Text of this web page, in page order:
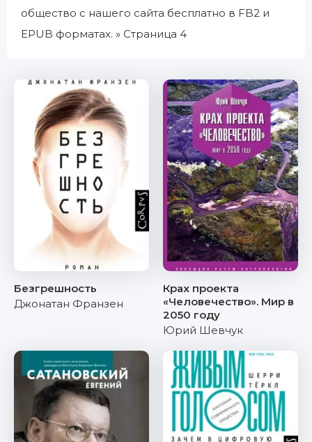
общество с нашего сайта бесплатно в FB2 и
EPUB форматах. » Страница 4
Безгрешность
Джонатан Франзен
Крах проекта
«Человечество». Мир в
2050 году
Юрий Шевчук